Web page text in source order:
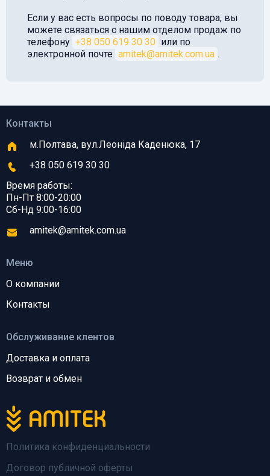
Если у вас есть вопросы по поводу товара, вы
можете связаться с нашим отделом продаж по
телефону +38 050 619 30 30 или по
электронной почте amitek@amitek.com.ua .
Политика конфиденциальности
Договор публичной оферты
Обслуживание клентов
Доставка и оплата
Возврат и обмен
Меню
О компании
Контакты
Контакты
м.Полтава, вул.Леоніда Каденюка, 17
+38 050 619 30 30
Время работы:
Пн-Пт 8:00-20:00
Сб-Нд 9:00-16:00
amitek@amitek.com.ua